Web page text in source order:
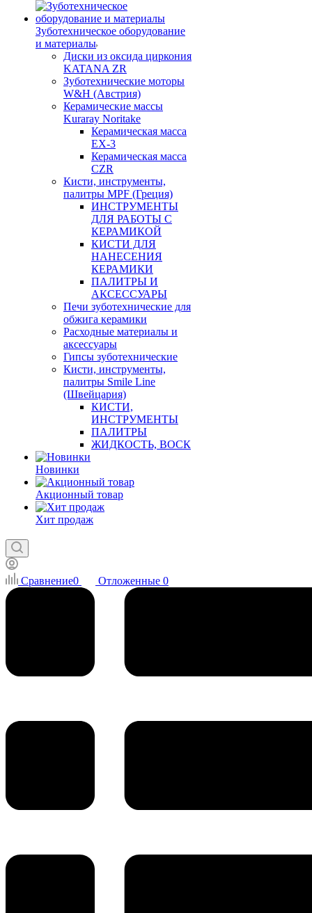
Зуботехническое оборудование
и материалы
Диски из оксида циркония
KATANA ZR
Зуботехнические моторы
W&H (Австрия)
Керамические массы
Kuraray Noritake
Керамическая масса
EX-3
Керамическая масса
CZR
Кисти, инструменты,
палитры MPF (Греция)
ИНСТРУМЕНТЫ
ДЛЯ РАБОТЫ С
КЕРАМИКОЙ
КИСТИ ДЛЯ
НАНЕСЕНИЯ
КЕРАМИКИ
ПАЛИТРЫ И
АКСЕССУАРЫ
Печи зуботехнические для
обжига керамики
Расходные материалы и
аксессуары
Гипсы зуботехнические
Кисти, инструменты,
палитры Smile Line
(Швейцария)
КИСТИ,
ИНСТРУМЕНТЫ
ПАЛИТРЫ
ЖИДКОСТЬ, ВОСК
Новинки
Акционный товар
Хит продаж
Сравнение0 Отложенные 0